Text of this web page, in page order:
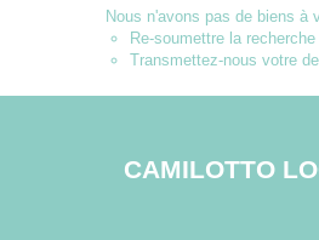
Nous n'avons pas de biens à
Re-soumettre la
Transmettez-nous votre
CAMILOTTO